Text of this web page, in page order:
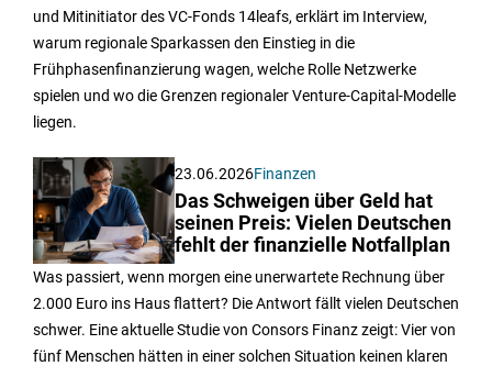
und Mitinitiator des VC-Fonds 14leafs, erklärt im Interview,
warum regionale Sparkassen den Einstieg in die
Frühphasenfinanzierung wagen, welche Rolle Netzwerke
spielen und wo die Grenzen regionaler Venture-Capital-Modelle
liegen.
23.06.2026Finanzen
Das Schweigen über Geld hat
seinen Preis: Vielen Deutschen
fehlt der finanzielle Notfallplan
Was passiert, wenn morgen eine unerwartete Rechnung über
2.000 Euro ins Haus flattert? Die Antwort fällt vielen Deutschen
schwer. Eine aktuelle Studie von Consors Finanz zeigt: Vier von
fünf Menschen hätten in einer solchen Situation keinen klaren